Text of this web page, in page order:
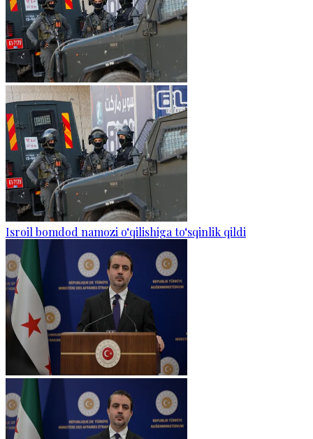
Isroil bomdod namozi o‘qilishiga to‘sqinlik qildi